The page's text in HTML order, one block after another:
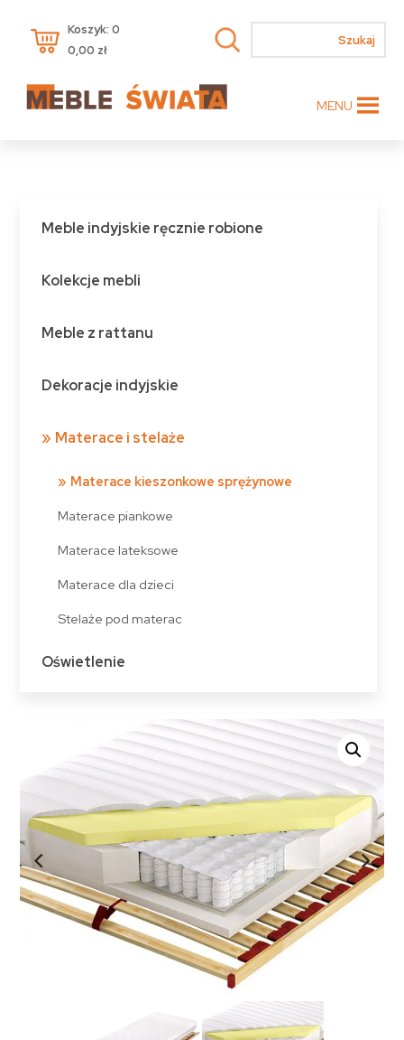
Koszyk: 0
0,00 zł
MENU
Meble indyjskie ręcznie robione
Kolekcje mebli
Meble z rattanu
Dekoracje indyjskie
Materace i stelaże
Materace kieszonkowe sprężynowe
Materace piankowe
Materace lateksowe
Materace dla dzieci
Stelaże pod materac
Oświetlenie